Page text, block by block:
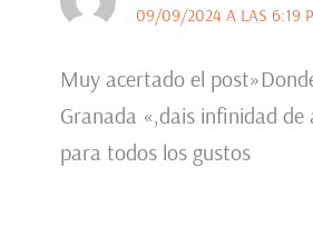
09/09/2024 A LAS 6:19
Muy acertado el
Granada «,dais infinidad de
para todos los gustos